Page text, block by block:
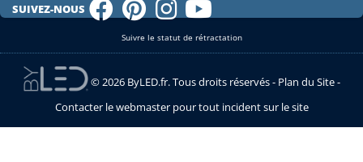
SUIVEZ-NOUS
Suivre le statut de rétractation
© 2026 ByLED.fr. Tous droits réservés - Plan du Site-
Contacter le webmaster pour tout incident sur le site